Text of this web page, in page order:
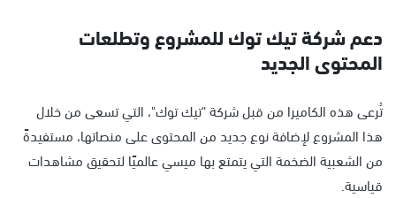
دعم شركة تيك توك للمشروع وتطلعات
المحتوى الجديد
تُرعى هذه الكاميرا من قبل شركة "تيك توك"، التي تسعى من خلال
هذا المشروع لإضافة نوع جديد من المحتوى على منصاتها، مستفيدةً
من الشعبية الضخمة التي يتمتع بها ميسي عالميًا لتحقيق مشاهدات
قياسية.